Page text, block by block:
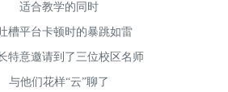
适合教学的同时
槽平台卡顿时的暴跳如雷
特意邀请到了三位校区名师
与他们花样“云”聊了